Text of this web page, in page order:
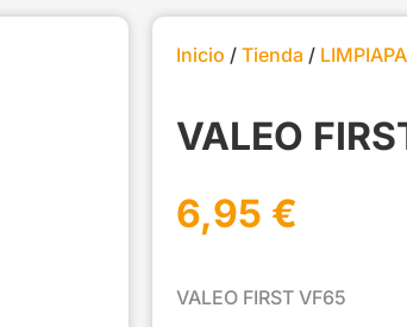
Inicio / Tienda /
VALEO
6,95 €
VALEO FIRST VF65